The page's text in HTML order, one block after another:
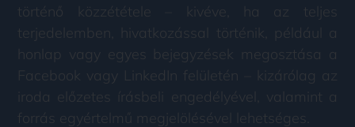
történő közzététele – kivéve, ha az teljes
terjedelemben, hivatkozással történik, például a
honlap vagy egyes bejegyzések megosztása a
Facebook vagy LinkedIn felületén – kizárólag az
iroda előzetes írásbeli engedélyével, valamint a
forrás egyértelmű megjelölésével lehetséges.